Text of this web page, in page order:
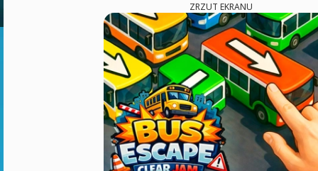
ZRZUT EKRANU